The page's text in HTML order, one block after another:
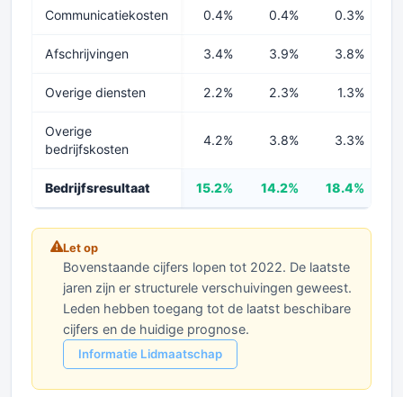
Communicatiekosten 0.4% 0.4% 0.3%
Afschrijvingen 3.4% 3.9% 3.8%
Overige diensten 2.2% 2.3% 1.3%
Overige
bedrijfskosten
4.2% 3.8% 3.3%
Bedrijfsresultaat 15.2% 14.2% 18.4%
Let op
Bovenstaande cijfers lopen tot 2022. De laatste
jaren zijn er structurele verschuivingen geweest.
Leden hebben toegang tot de laatst beschibare
cijfers en de huidige prognose.
Informatie Lidmaatschap